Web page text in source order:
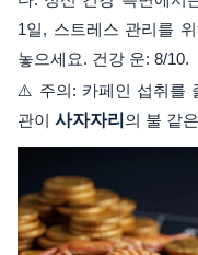
1일, 스트레스 관리를
놓으세요. 건강 운: 8/10.
⚠️ 주의: 카페인 섭취를
관이 사자자리 의 불 같